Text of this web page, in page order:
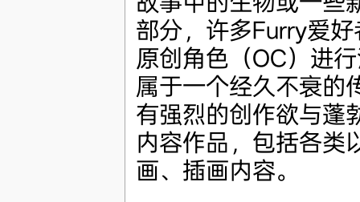
部分，许多Furry爱
原创角色（OC）进
属于一个经久不衰的
有强烈的创作欲与蓬
内容作品，包括各类
画、插画内容。